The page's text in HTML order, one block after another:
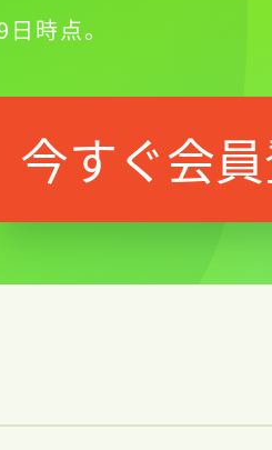
時点。
今すぐ会